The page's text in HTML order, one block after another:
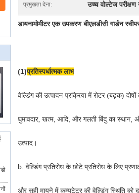
प्रमुखता देना: उच्च वोल्टेज
डायनामोमीटर एक उपकरण बीएलडीसी गार्डन
(1)प्रतिस्पर्धात्मक लाभ
वेल्डिंग की उत्पादन प्रक्रिया में रोटर (बढ़क)
घुमावदार, खत्म, आदि, और गलती बिंदु का स्थान,
उत्पाद।
b. वेल्डिंग प्रतिरोध के छोटे प्रतिरोध के लिए
और सही मायने में कम्यूटेटर की वेल्डिंग स्थिति को